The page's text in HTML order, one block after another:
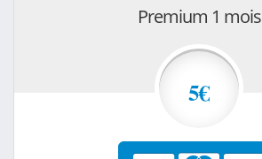
Premium 1 mois
5€